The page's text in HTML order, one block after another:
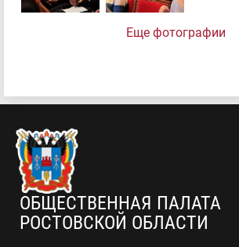
Еще фотографии
ОБЩЕСТВЕННАЯ ПАЛАТА
РОСТОВСКОЙ ОБЛАСТИ